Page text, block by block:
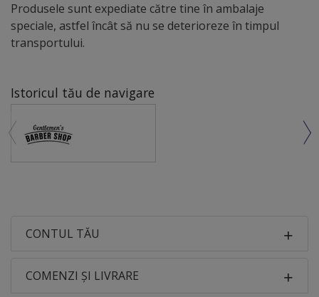
Produsele sunt expediate către tine în ambalaje
speciale, astfel încât să nu se deterioreze în timpul
transportului.
Istoricul tău de navigare
CONTUL TĂU
COMENZI ȘI LIVRARE